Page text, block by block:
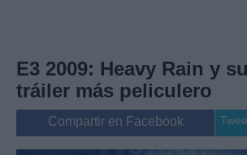
Internacional
Viajes
Gente
E3 2009: Heavy Rain y
tráiler más peliculero
Compartir en Facebook